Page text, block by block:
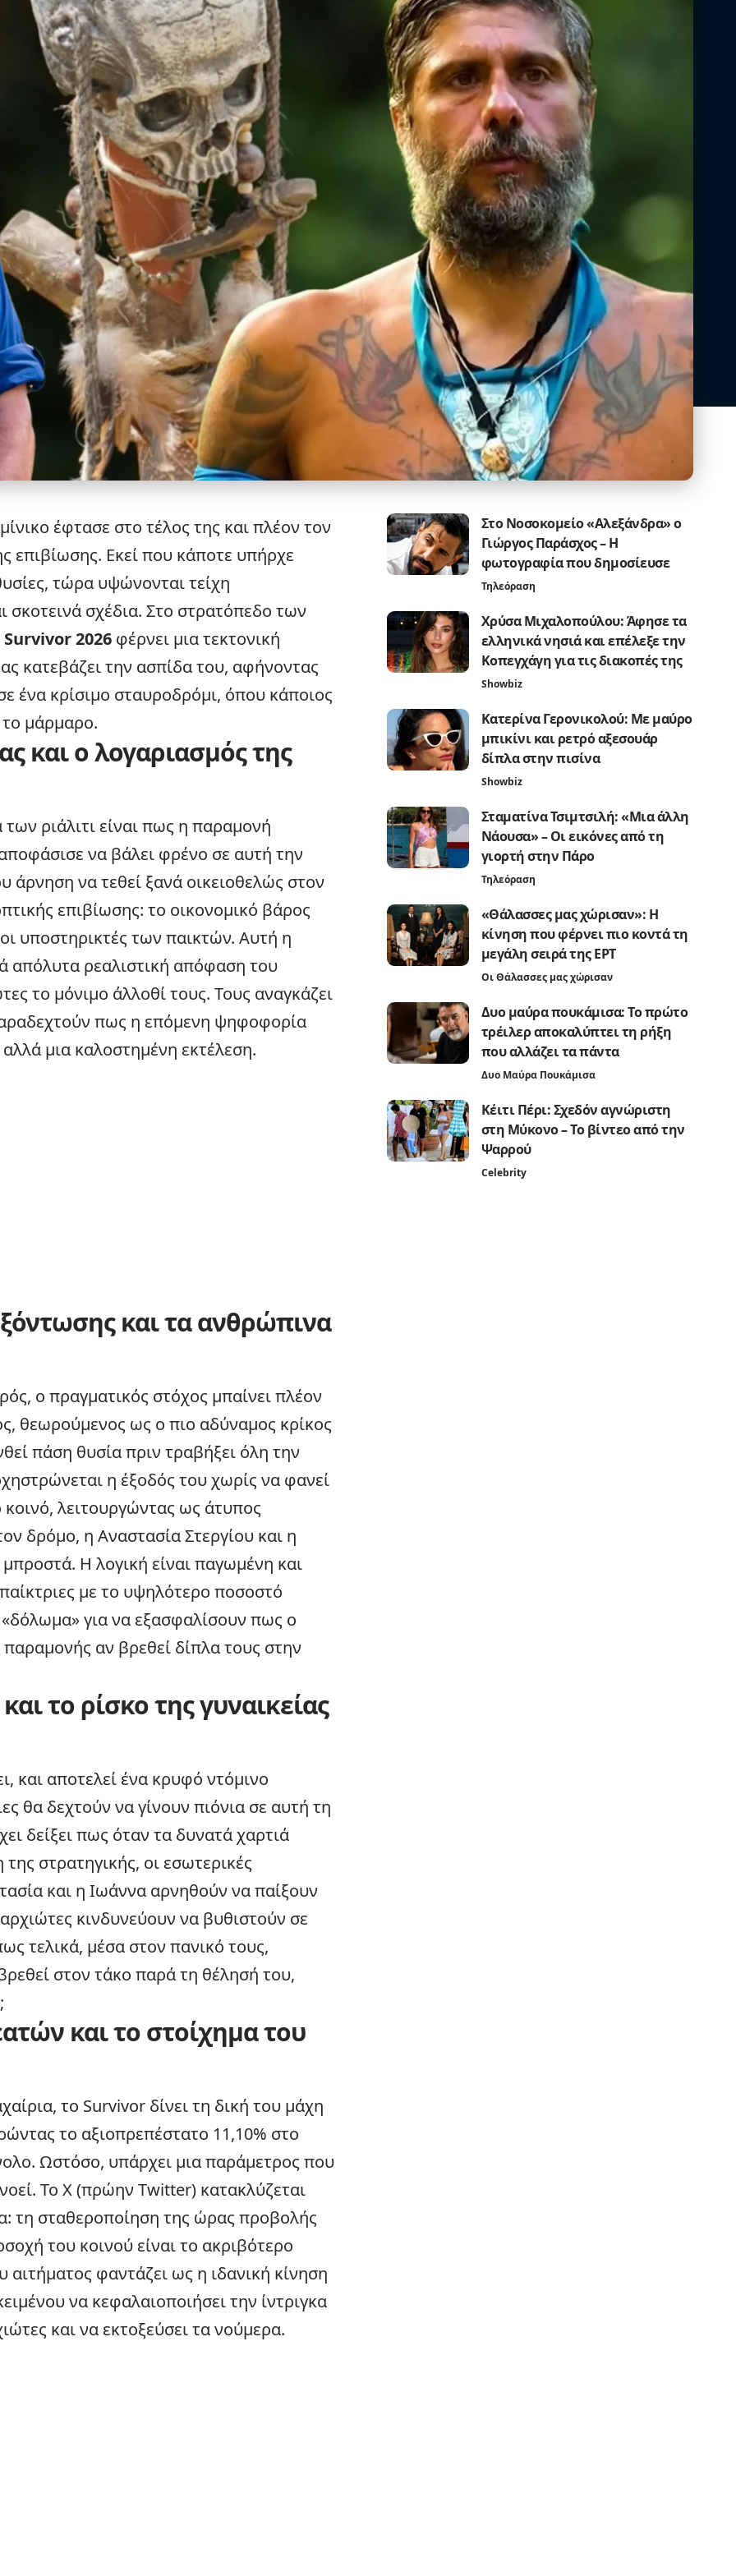
έφτασε στο τέλος της και πλέον τον
επιβίωσης. Εκεί που κάποτε υπήρχε
τώρα υψώνονται τείχη
σκοτεινά σχέδια. Στο στρατόπεδο των
Survivor2026 φέρνει μια τεκτονική
κατεβάζει την ασπίδα του, αφήνοντας
ένα κρίσιμο σταυροδρόμι, όπου κάποιος
μάρμαρο.
και ο λογαριασμός της
ριάλιτι είναι πως η παραμονή
να βάλει φρένο σε αυτή την
άρνηση να τεθεί ξανά οικειοθελώς στον
επιβίωσης: το οικονομικό βάρος
υποστηρικτές των παικτών. Αυτή η
απόλυτα ρεαλιστική απόφαση του
το μόνιμο άλλοθί τους. Τους αναγκάζει
πως η επόμενη ψηφοφορία
μια καλοστημένη εκτέλεση.
και τα ανθρώπινα
ο πραγματικός στόχος μπαίνει πλέον
θεωρούμενος ως ο πιο αδύναμος κρίκος
πάση θυσία πριν τραβήξει όλη την
η έξοδός του χωρίς να φανεί
λειτουργώντας ως άτυπος
δρόμο, η Αναστασία Στεργίου και η
Η λογική είναι παγωμένη και
με το υψηλότερο ποσοστό
για να εξασφαλίσουν πως ο
αν βρεθεί δίπλα τους στην
το ρίσκο της γυναικείας
και αποτελεί ένα κρυφό ντόμινο
θα δεχτούν να γίνουν πιόνια σε αυτή τη
δείξει πως όταν τα δυνατά χαρτιά
στρατηγικής, οι εσωτερικές
και η Ιωάννα αρνηθούν να παίξουν
κινδυνεύουν να βυθιστούν σε
τελικά, μέσα στον πανικό τους,
στον τάκο παρά τη θέλησή του,
και το στοίχημα του
το Survivor δίνει τη δική του μάχη
το αξιοπρεπέστατο 11,10% στο
Ωστόσο, υπάρχει μια παράμετρος που
Το X (πρώην Twitter) κατακλύζεται
τη σταθεροποίηση της ώρας προβολής
του κοινού είναι το ακριβότερο
φαντάζει ως η ιδανική κίνηση
να κεφαλαιοποιήσει την ίντριγκα
και να εκτοξεύσει τα νούμερα.
Στο Νοσοκομείο «Αλεξάνδρα» ο
Γιώργος Παράσχος – Η
φωτογραφία που δημοσίευσε
Τηλεόραση
Χρύσα Μιχαλοπούλου: Άφησε τα
ελληνικά νησιά και επέλεξε την
Κοπεγχάγη για τις διακοπές της
Showbiz
Κατερίνα Γερονικολού: Με μαύρο
μπικίνι και ρετρό αξεσουάρ
δίπλα στην πισίνα
Showbiz
Σταματίνα Τσιμτσιλή: «Μια άλλη
Νάουσα» – Οι εικόνες από τη
γιορτή στην Πάρο
Τηλεόραση
«Θάλασσες μας χώρισαν»: Η
κίνηση που φέρνει πιο κοντά τη
μεγάλη σειρά της ΕΡΤ
Οι Θάλασσες μας χώρισαν
Δυο μαύρα πουκάμισα: Το πρώτο
τρέιλερ αποκαλύπτει τη ρήξη
που αλλάζει τα πάντα
Δυο Μαύρα Πουκάμισα
Κέιτι Πέρι: Σχεδόν αγνώριστη
στη Μύκονο – Το βίντεο από την
Ψαρρού
Celebrity